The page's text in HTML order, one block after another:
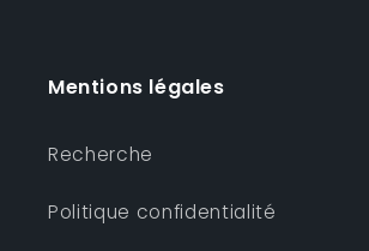
Mentions légales
Recherche
Politique confidentialité